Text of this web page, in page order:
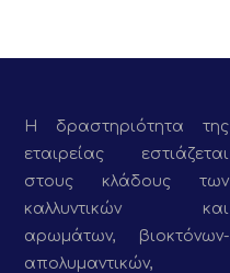
Η δραστηριότητα της
εταιρείας εστιάζεται
στους κλάδους των
καλλυντικών και
αρωμάτων, βιοκτόνων-
απολυμαντικών,